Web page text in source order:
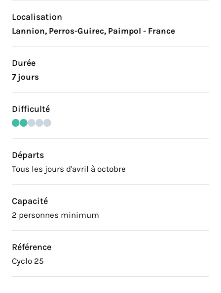
Localisation
Lannion, Perros-Guirec, Paimpol - France
Durée
7 jours
Difficulté
Départs
Tous les jours d'avril à octobre
Capacité
2 personnes minimum
Référence
Cyclo 25